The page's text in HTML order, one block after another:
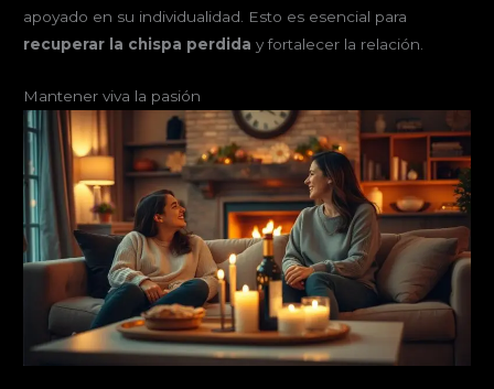
apoyado en su individualidad. Esto es esencial para
recuperar la chispa perdida y fortalecer la relación.
Mantener viva la pasión